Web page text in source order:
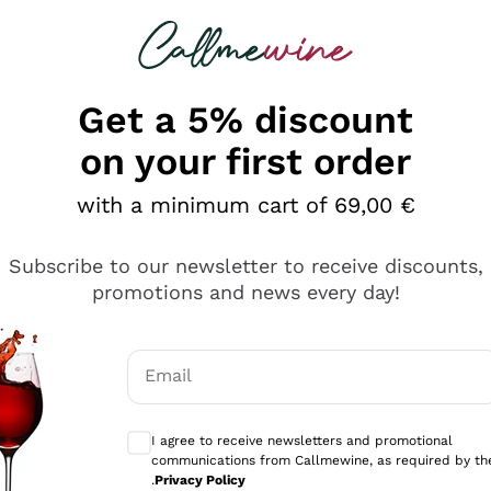
looking for
diversi e con un ampio range di prezzo. Le
Get a 5% discount
on your first order
with a minimum cart of 69,00 €
Subscribe to our newsletter to receive discounts,
promotions and news every day!
Email
I agree to receive newsletters and promotional
communications from Callmewine, as required by
.Privacy Policy